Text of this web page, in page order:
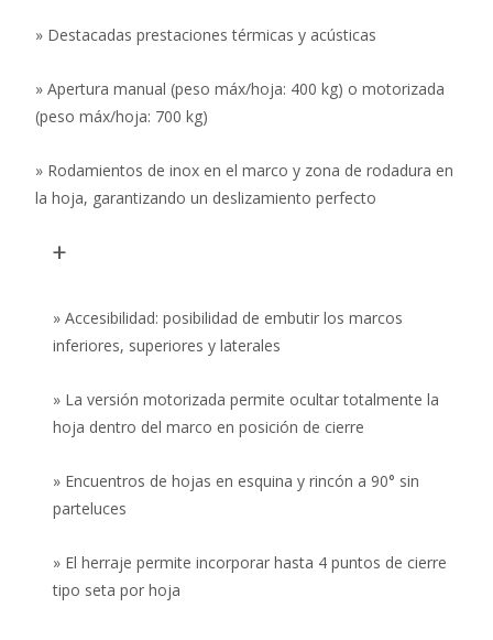
» Destacadas prestaciones térmicas y acústicas
» Apertura manual (peso máx/hoja: 400 kg) o motorizada
(peso máx/hoja: 700 kg)
» Rodamientos de inox en el marco y zona de rodadura en
la hoja, garantizando un deslizamiento perfecto
+
» Accesibilidad: posibilidad de embutir los marcos
inferiores, superiores y laterales
» La versión motorizada permite ocultar totalmente la
hoja dentro del marco en posición de cierre
» Encuentros de hojas en esquina y rincón a 90° sin
parteluces
» El herraje permite incorporar hasta 4 puntos de cierre
tipo seta por hoja